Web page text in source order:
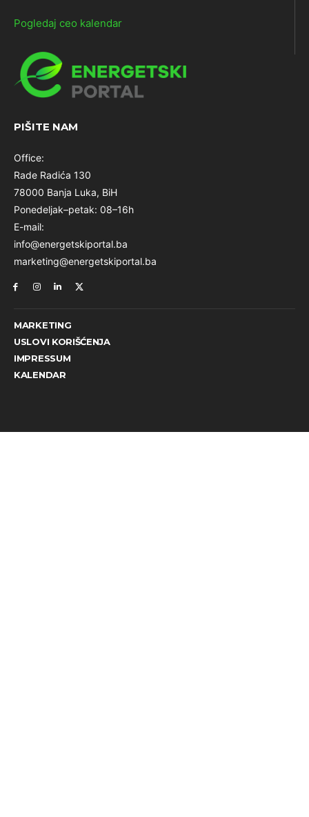
Pogledaj ceo kalendar
PIŠITE NAM
Office:
Rade Radića 130
78000 Banja Luka, BiH
Ponedeljak–petak: 08–16h
E-mail:
info@energetskiportal.ba
marketing@energetskiportal.ba
MARKETING
USLOVI KORIŠĆENJA
IMPRESSUM
KALENDAR